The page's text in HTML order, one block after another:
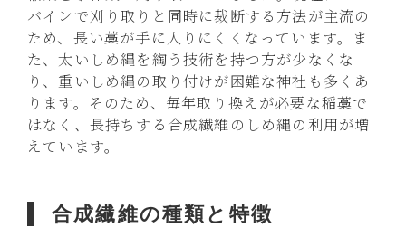
バインで刈り取りと同時に裁断する方法が主流の
ため、長い藁が手に入りにくくなっています。ま
た、太いしめ縄を綯う技術を持つ方が少なくな
り、重いしめ縄の取り付けが困難な神社も多くあ
ります。そのため、毎年取り換えが必要な稲藁で
はなく、長持ちする合成繊維のしめ縄の利用が増
えています。
合成繊維の種類と特徴